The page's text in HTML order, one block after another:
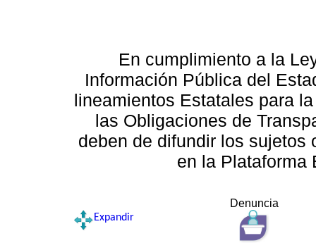
En cumplimiento a la
Información Pública del
lineamientos Estatales para
las Obligaciones de
deben de difundir los sujetos
en la Plataforma
Denuncia
Expandir